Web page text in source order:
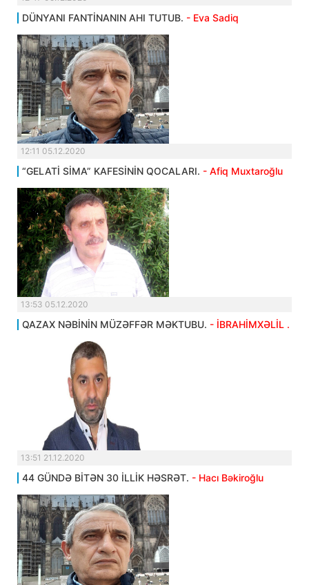
DÜNYANI FANTİNANIN AHI TUTUB. - Eva Sadiq
12:11 05.12.2020
“GELATİ SİMA” KAFESİNİN QOCALARI. - Afiq Muxtaroğlu
13:53 05.12.2020
QAZAX NƏBİNİN MÜZƏFFƏR MƏKTUBU. - İBRAHİMXƏLİL .
13:51 21.12.2020
44 GÜNDƏ BİTƏN 30 İLLİK HƏSRƏT. - Hacı Bəkiroğlu